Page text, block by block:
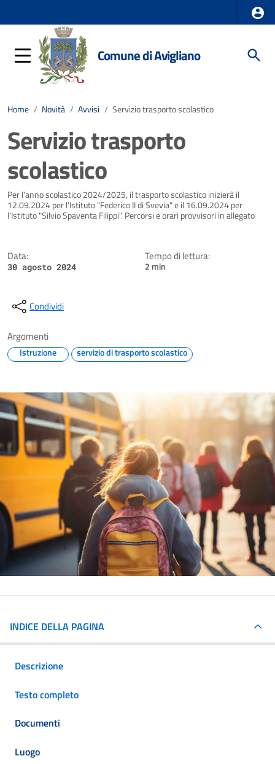
Comune di Avigliano
Home / Novità / Avvisi / Servizio trasporto scolastico
Servizio trasporto
scolastico
Dettagli della notizia
Per l'anno scolastico 2024/2025, il trasporto scolastico inizierà il
12.09.2024 per l'Istituto "Federico II di Svevia" e il 16.09.2024 per
l'Istituto "Silvio Spaventa Filippi". Percorsi e orari provvisori in allegato
Data:
30 agosto 2024
Tempo di lettura:
2 min
Condividi
Argomenti
Istruzione servizio di trasporto scolastico
INDICE DELLA PAGINA
Descrizione
Testo completo
Documenti
Luogo